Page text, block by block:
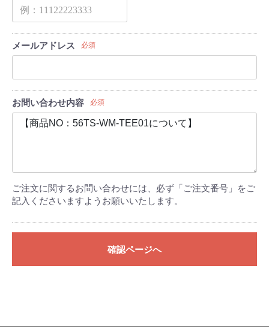
メールアドレス 必須
お問い合わせ内容 必須
ご注文に関するお問い合わせには、必ず「ご注文番号」をご
記入くださいますようお願いいたします。
確認ページへ